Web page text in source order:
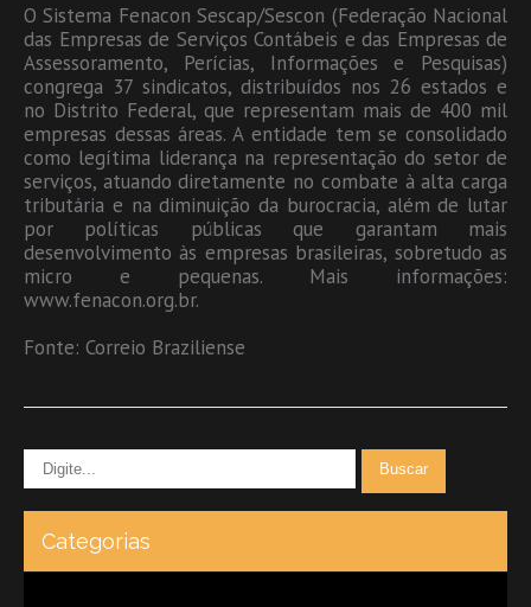
O Sistema Fenacon Sescap/Sescon (Federação Nacional
das Empresas de Serviços Contábeis e das Empresas de
Assessoramento, Perícias, Informações e Pesquisas)
congrega 37 sindicatos, distribuídos nos 26 estados e
no Distrito Federal, que representam mais de 400 mil
empresas dessas áreas. A entidade tem se consolidado
como legítima liderança na representação do setor de
serviços, atuando diretamente no combate à alta carga
tributária e na diminuição da burocracia, além de lutar
por políticas públicas que garantam mais
desenvolvimento às empresas brasileiras, sobretudo as
micro e pequenas. Mais informações:
www.fenacon.org.br.
Fonte: Correio Braziliense
Categorias